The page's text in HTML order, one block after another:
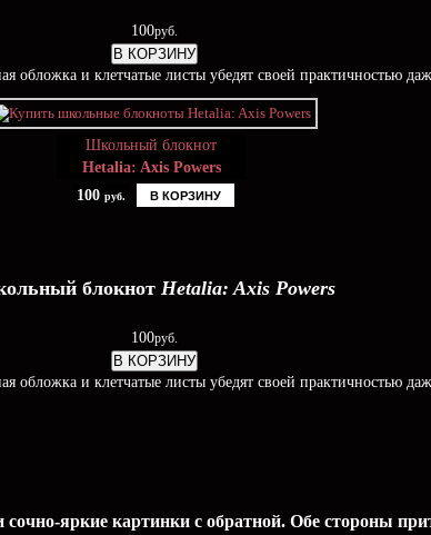
100руб.
В КОРЗИНУ
и клетчатые листы убедят своей практичностью
Школьный блокнот
Hetalia: Axis Powers
100 руб. В КОРЗИНУ
блокнот Hetalia: Axis Powers
100руб.
В КОРЗИНУ
и клетчатые листы убедят своей практичностью
яркие картинки с обратной. Обе стороны